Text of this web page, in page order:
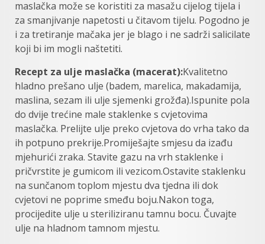
maslačka može se koristiti za masažu cijelog tijela i
za smanjivanje napetosti u čitavom tijelu. Pogodno je
i za tretiranje mačaka jer je blago i ne sadrži salicilate
koji bi im mogli naštetiti.
Recept za ulje maslačka (macerat):Kvalitetno
hladno prešano ulje (badem, marelica, makadamija,
maslina, sezam ili ulje sjemenki grožđa).Ispunite pola
do dvije trećine male staklenke s cvjetovima
maslačka. Prelijte ulje preko cvjetova do vrha tako da
ih potpuno prekrije.Promiješajte smjesu da izađu
mjehurići zraka. Stavite gazu na vrh staklenke i
pričvrstite je gumicom ili vezicom.Ostavite staklenku
na sunčanom toplom mjestu dva tjedna ili dok
cvjetovi ne poprime smeđu boju.Nakon toga,
procijedite ulje u steriliziranu tamnu bocu. Čuvajte
ulje na hladnom tamnom mjestu.